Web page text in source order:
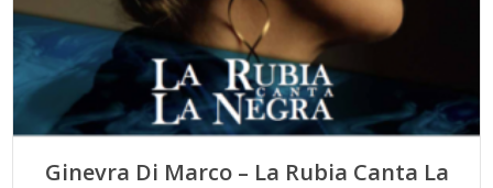
Ginevra Di Marco – La Rubia Canta La